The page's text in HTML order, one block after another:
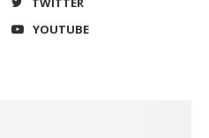
YOUTUBE